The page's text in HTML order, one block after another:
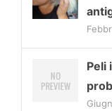
Peli